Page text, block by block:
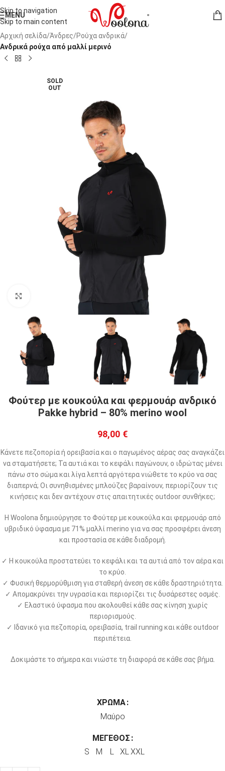
Skip to navigation
Skip to main content
MENU
Αρχική σελίδα Άνδρες Ρούχα ανδρικά
Ανδρικά ρούχα από μαλλί μερινό
SOLD
OUT
Φούτερ με κουκούλα και φερμουάρ ανδρικό
Pakke hybrid – 80% merino wool
98,00 €
Κάνετε πεζοπορία ή ορειβασία και ο παγωμένος αέρας σας αναγκάζει
να σταματήσετε; Τα αυτιά και το κεφάλι παγώνουν, ο ιδρώτας μένει
πάνω στο σώμα και λίγα λεπτά αργότερα νιώθετε το κρύο να σας
διαπερνά; Οι συνηθισμένες μπλούζες βαραίνουν, περιορίζουν τις
κινήσεις και δεν αντέχουν στις απαιτητικές outdoor συνθήκες;
Η Woolona δημιούργησε το Φούτερ με κουκούλα και φερμουάρ από
υβριδικό ύφασμα με 71% μαλλί merino για να σας προσφέρει άνεση
και προστασία σε κάθε διαδρομή.
✓ Η κουκούλα προστατεύει το κεφάλι και τα αυτιά από τον αέρα και
το κρύο.
✓ Φυσική θερμορύθμιση για σταθερή άνεση σε κάθε δραστηριότητα.
✓ Απομακρύνει την υγρασία και περιορίζει τις δυσάρεστες οσμές.
✓ Ελαστικό ύφασμα που ακολουθεί κάθε σας κίνηση χωρίς
περιορισμούς.
✓ Ιδανικό για πεζοπορία, ορειβασία, trail running και κάθε outdoor
περιπέτεια.
Δοκιμάστε το σήμερα και νιώστε τη διαφορά σε κάθε σας βήμα.
ΧΡΏΜΑ
Μαύρο
ΜΈΓΕΘΟΣ
S
M L XLXXL